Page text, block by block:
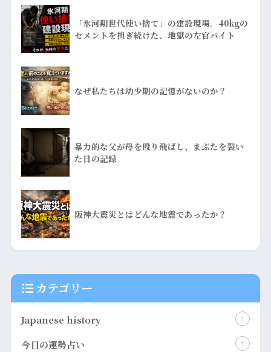
「氷河期世代使い捨て」の建設現場。40kgの
セメントを担ぎ続けた、地獄の左官バイト
なぜ私たちは幼少期の記憶がないのか？
暴力的な父が母を殴り飛ばし、まぶたを裂い
た日の記録
阪神大震災とはどんな地震であったか？
カテゴリー
​Japanese history 1
今日の運勢占い 1